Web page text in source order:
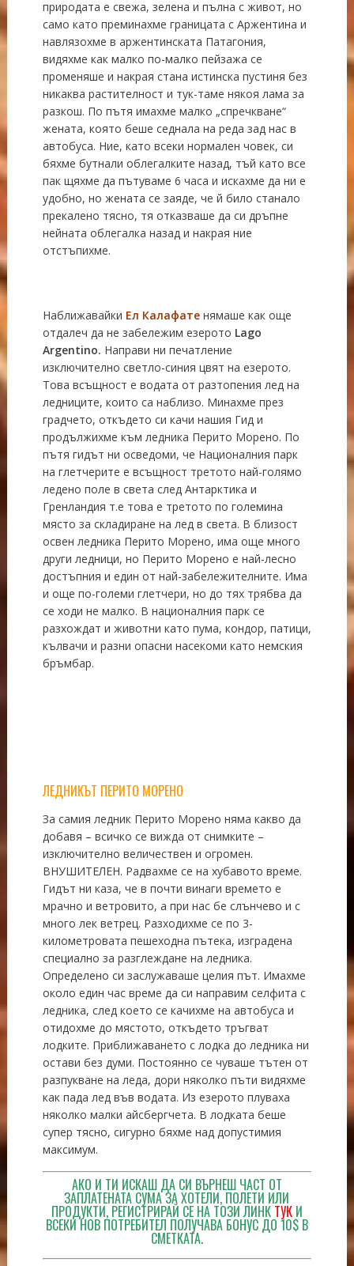
природата е свежа, зелена и пълна с живот, но
само като преминахме границата с Аржентина и
навлязохме в аржентинската Патагония,
видяхме как малко по-малко пейзажа се
променяше и накрая стана истинска пустиня без
никаква растителност и тук-таме някоя лама за
разкош. По пътя имахме малко „спречкване“
жената, която беше седнала на реда зад нас в
автобуса. Ние, като всеки нормален човек, си
бяхме бутнали облегалките назад, тъй като все
пак щяхме да пътуваме 6 часа и искахме да ни е
удобно, но жената се заяде, че й било станало
прекалено тясно, тя отказваше да си дръпне
нейната облегалка назад и накрая ние
отстъпихме.
Наближавайки Ел Калафатенямаше как още
отдалеч да не забележим езерото Lago
Argentino. Направи ни печатление
изключително светло-синия цвят на езерото.
Това всъщност е водата от разтопения лед на
ледниците, които са наблизо. Минахме през
градчето, откъдето си качи нашия Гид и
продължихме към ледника Перито Морено. По
пътя гидът ни осведоми, че Националния парк
на глетчерите е всъщност третото най-голямо
ледено поле в света след Антарктика и
Гренландия т.е това е третото по големина
място за складиране на лед в света. В близост
освен ледника Перито Морено, има още много
други ледници, но Перито Морено е най-лесно
достъпния и един от най-забележителните. Има
и още по-големи глетчери, но до тях трябва да
се ходи не малко. В националния парк се
разхождат и животни като пума, кондор, патици,
кълвачи и разни опасни насекоми като немския
бръмбар.
ЛЕДНИКЪТ ПЕРИТО МОРЕНО
За самия ледник Перито Морено няма какво да
добавя – всичко се вижда от снимките –
изключително величествен и огромен.
ВНУШИТЕЛЕН. Радвахме се на хубавото време.
Гидът ни каза, че в почти винаги времето е
мрачно и ветровито, а при нас бе слънчево и с
много лек ветрец. Разходихме се по 3-
километровата пешеходна пътека, изградена
специално за разглеждане на ледника.
Определено си заслужаваше целия път. Имахме
около един час време да си направим селфита с
ледника, след което се качихме на автобуса и
отидохме до мястото, откъдето тръгват
лодките. Приближаването с лодка до ледника ни
остави без думи. Постоянно се чуваше тътен от
разпукване на леда, дори няколко пъти видяхме
как пада лед във водата. Из езерото плуваха
няколко малки айсбергчета. В лодката беше
супер тясно, сигурно бяхме над допустимия
максимум.
АКО И ТИ ИСКАШ ДА СИ ВЪРНЕШ ЧАСТ ОТ
ЗАПЛАТЕНАТА СУМА ЗА ХОТЕЛИ, ПОЛЕТИ ИЛИ
ПРОДУКТИ, РЕГИСТРИРАЙ СЕ НА ТОЗИ ЛИНК ТУК И
ВСЕКИ НОВ ПОТРЕБИТЕЛ ПОЛУЧАВА БОНУС ДО 10$ В
СМЕТКАТА.